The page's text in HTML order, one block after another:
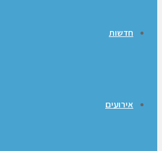
חדשות
אירועים